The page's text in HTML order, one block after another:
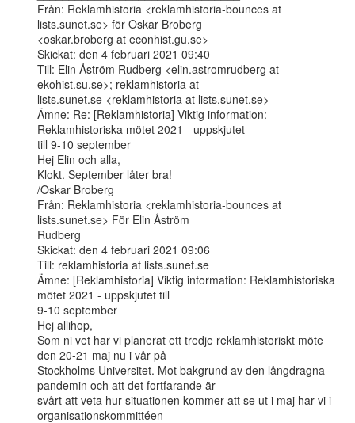
Från: Reklamhistoria <reklamhistoria-bounces at
lists.sunet.se> för Oskar Broberg
<oskar.broberg at econhist.gu.se>
Skickat: den 4 februari 2021 09:40
Till: Elin Åström Rudberg <elin.astromrudberg at
ekohist.su.se>; reklamhistoria at
lists.sunet.se <reklamhistoria at lists.sunet.se>
Ämne: Re: [Reklamhistoria] Viktig information:
Reklamhistoriska mötet 2021 - uppskjutet
till 9-10 september
Hej Elin och alla,
Klokt. September låter bra!
/Oskar Broberg
Från: Reklamhistoria <reklamhistoria-bounces at
lists.sunet.se> För Elin Åström
Rudberg
Skickat: den 4 februari 2021 09:06
Till: reklamhistoria at lists.sunet.se
Ämne: [Reklamhistoria] Viktig information: Reklamhistoriska
mötet 2021 - uppskjutet till
9-10 september
Hej allihop,
Som ni vet har vi planerat ett tredje reklamhistoriskt möte
den 20-21 maj nu i vår på
Stockholms Universitet. Mot bakgrund av den långdragna
pandemin och att det fortfarande är
svårt att veta hur situationen kommer att se ut i maj har vi i
organisationskommittéen